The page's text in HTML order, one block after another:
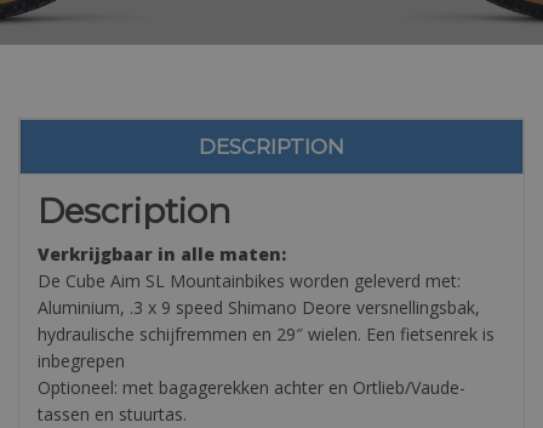
DESCRIPTION
Description
Verkrijgbaar in alle maten:
De Cube Aim SL Mountainbikes worden geleverd met:
Aluminium, .3 x 9 speed Shimano Deore versnellingsbak,
hydraulische schijfremmen en 29″ wielen. Een fietsenrek is
inbegrepen
Optioneel: met bagagerekken achter en Ortlieb/Vaude-
tassen en stuurtas.